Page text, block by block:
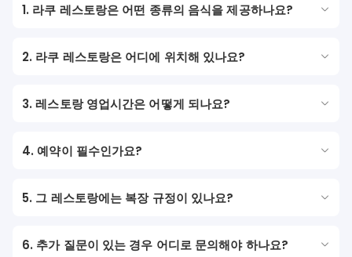
1. 라쿠 레스토랑은 어떤 종류의 음식을 제공하나요?
2. 라쿠 레스토랑은 어디에 위치해 있나요?
3. 레스토랑 영업시간은 어떻게 되나요?
4. 예약이 필수인가요?
5. 그 레스토랑에는 복장 규정이 있나요?
6. 추가 질문이 있는 경우 어디로 문의해야 하나요?